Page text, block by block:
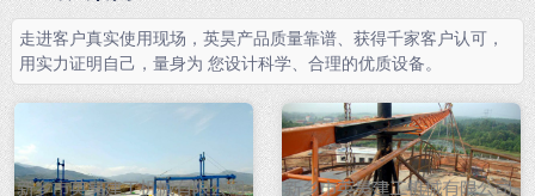
走进客户真实使用现场，英昊产品质量靠谱、获得千家客户认可，
用实力证明自己，量身为 您设计科学、合理的优质设备。